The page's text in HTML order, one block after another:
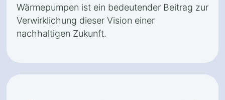
Wärmepumpen ist ein bedeutender Beitrag zur
Verwirklichung dieser Vision einer
nachhaltigen Zukunft.